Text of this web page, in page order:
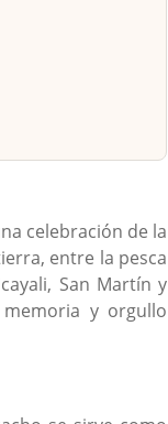
celebración de la
entre la pesca
San Martín y
y orgullo